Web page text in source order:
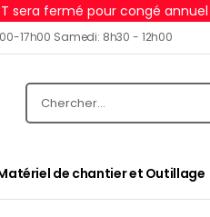
sera fermé pour congé
17h00 Samedi: 8h30 - 12h00
de chantier et Outillage